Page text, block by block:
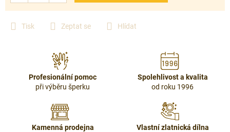
Tisk Zeptat se Hlídat
Profesionální pomoc
při výběru šperku
Spolehlivost a kvalita
od roku 1996
Kamenná prodejna
Vlastní zlatnická dílna